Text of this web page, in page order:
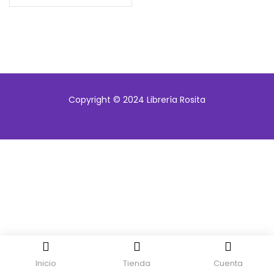
Inicio Tienda Cuenta
Copyright © 2024 Librería Rosita